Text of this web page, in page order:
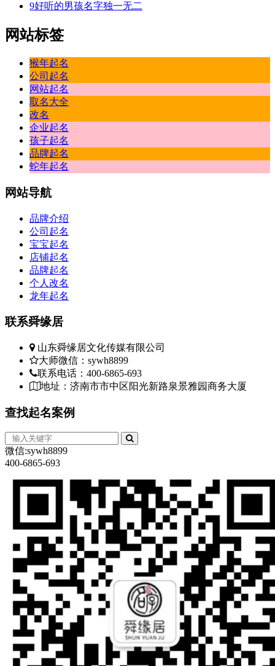
9好听的男孩名字独一无二
网站标签
猴年起名
公司起名
网站起名
取名大全
改名
企业起名
孩子起名
品牌起名
蛇年起名
网站导航
品牌介绍
公司起名
宝宝起名
店铺起名
品牌起名
个人改名
龙年起名
联系舜缘居
山东舜缘居文化传媒有限公司
大师微信：sywh8899
联系电话：400-6865-693
地址：济南市市中区阳光新路泉景雅园商务大厦
查找起名案例
微信:sywh8899
400-6865-693